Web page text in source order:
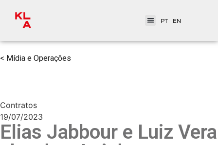
PT EN
< Mídia e Operações
Contratos
19/07/2023
Elias Jabbour e Luiz Vera